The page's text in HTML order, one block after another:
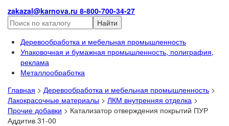
zakazal@karnova.ru 8-800-700-34-27
Найти
Деревообработка и мебельная промышленность
Упаковочная и бумажная промышленность, полиграфия,
реклама
Металлообработка
Главная > Деревообработка и мебельная промышленность >
Лакокрасочные материалы > ЛКМ внутренняя отделка >
Прочие добавки > Катализатор отверждения покрытий ПУР
Аддитив 31-00